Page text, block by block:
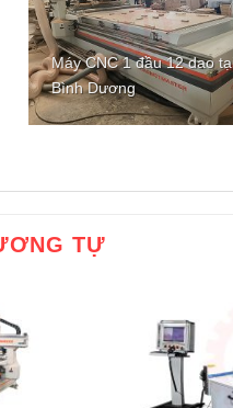
Máy CNC 1 đầu 12 dao
Bình Dương
TỰ